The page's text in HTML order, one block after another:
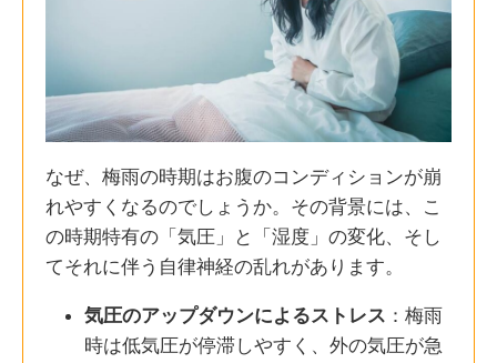
なぜ、梅雨の時期はお腹のコンディションが崩
れやすくなるのでしょうか。その背景には、こ
の時期特有の「気圧」と「湿度」の変化、そし
てそれに伴う自律神経の乱れがあります。
気圧のアップダウンによるストレス ：梅雨
時は低気圧が停滞しやすく、外の気圧が急